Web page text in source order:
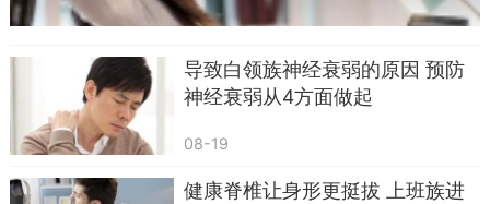
导致白领族神经衰弱的原因 预防
神经衰弱从4方面做起
08-19
健康脊椎让身形更挺拔 上班族进